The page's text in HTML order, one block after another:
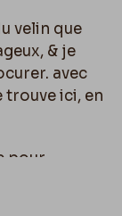
velin que
& je
avec
trouve ici, en
pour